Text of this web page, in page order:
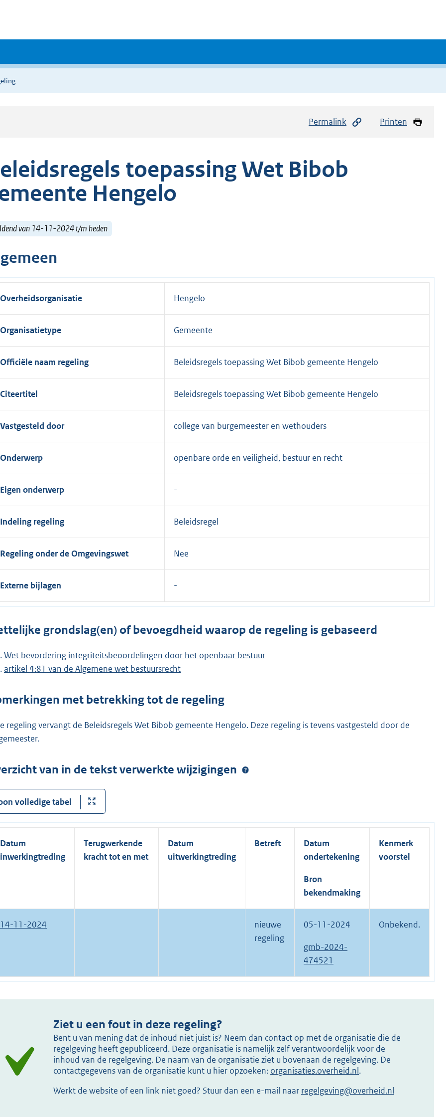
Permalink Printen
toepassing Wet Bibob
Hengelo
van 14-11-2024 t/m heden
Overheidsorganisatie Hengelo
Organisatietype Gemeente
Officiële naam regeling Beleidsregels toepassing Wet Bibob gemeente Hengelo
Citeertitel Beleidsregels toepassing Wet Bibob gemeente Hengelo
Vastgesteld door college van burgemeester en wethouders
Onderwerp openbare orde en veiligheid, bestuur en recht
Eigen onderwerp
Indeling regeling Beleidsregel
Regeling onder de Omgevingswet Nee
Externe bijlagen
grondslag(en) of bevoegdheid waarop de regeling is gebaseerd
Wet bevordering integriteitsbeoordelingen door het openbaar bestuur
artikel 4:81 van de Algemene wet bestuursrecht
met betrekking tot de regeling
regeling vervangt de Beleidsregels Wet Bibob gemeente Hengelo. Deze regeling is tevens vastgesteld door de
van in de tekst verwerkte wijzigingen
volledige tabel
Datum
inwerkingtreding
Terugwerkende
kracht tot en met
Datum
uitwerkingtreding
Betreft
Datum
ondertekening
Bron
bekendmaking
Kenmerk
voorstel
14-11-2024
nieuwe
regeling
05-11-2024
gmb-2024-
474521
Onbekend.
Ziet u een fout in deze regeling?
Bent u van mening dat de inhoud niet juist is? Neem dan contact op met de organisatie die de
regelgeving heeft gepubliceerd. Deze organisatie is namelijk zelf verantwoordelijk voor de
inhoud van de regelgeving. De naam van de organisatie ziet u bovenaan de regelgeving. De
contactgegevens van de organisatie kunt u hier opzoeken: organisaties.overheid.nl.
Werkt de website of een link niet goed? Stuur dan een e-mail naar regelgeving@overheid.nl